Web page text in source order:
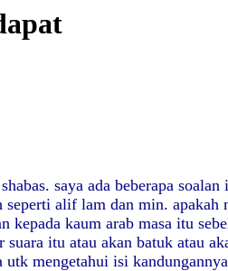
saya ada beberapa
alif lam dan min. apakah
kepada kaum arab masa itu
suara itu atau akan batuk atau
mengetahui isi